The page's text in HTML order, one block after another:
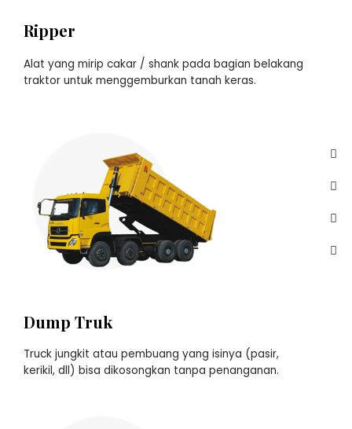
Ripper
Alat yang mirip cakar / shank pada bagian belakang
traktor untuk menggemburkan tanah keras.
Dump Truk
Truck jungkit atau pembuang yang isinya (pasir,
kerikil, dll) bisa dikosongkan tanpa penanganan.